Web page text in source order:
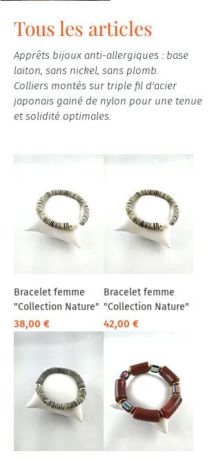
Tous les articles
Apprêts bijoux anti-allergiques : base
laiton, sans nickel, sans plomb.
Colliers montés sur triple fil d'acier
japonais gainé de nylon pour une tenue
et solidité optimales.
Bracelet femme
"Collection Nature"
Prix
38,00 €
Bracelet femme
"Collection Nature"
Prix
42,00 €